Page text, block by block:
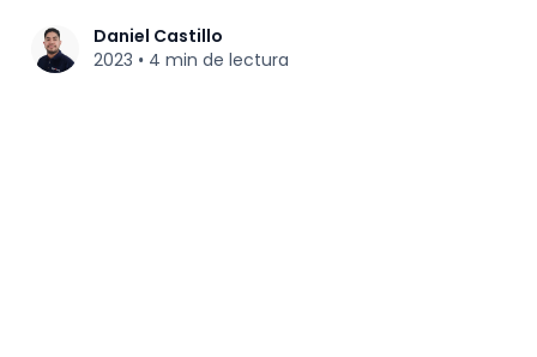
Daniel Castillo
2023 • 4 min de lectura